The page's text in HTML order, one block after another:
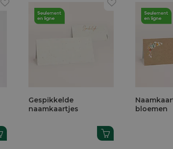
Gespikkelde
naamkaartjes
bloemen